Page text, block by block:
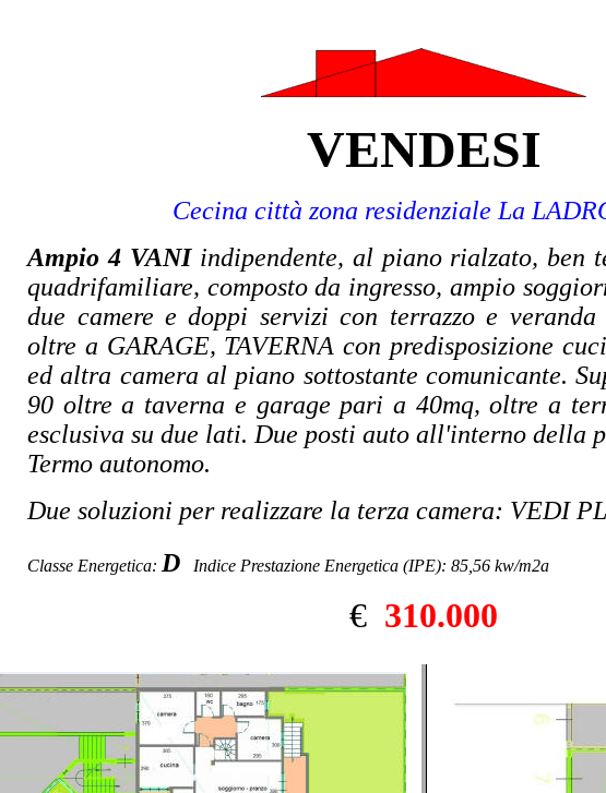
VENDESI
Cecina città zona residenziale La
Ampio 4 VANI indipendente, al piano rialzato, ben
quadrifamiliare, composto da ingresso, ampio
due camere e doppi servizi con terrazzo e
oltre a GARAGE, TAVERNA con predisposizione
ed altra camera al piano sottostante comunicante.
90 oltre a taverna e garage pari a 40mq, oltre a
esclusiva su due lati. Due posti auto all'interno della
Termo autonomo.
Due soluzioni per realizzare la terza camera: VEDI
Classe Energetica: D Indice Prestazione Energetica (IPE): 85,56 kw/m2a
€ 310.000